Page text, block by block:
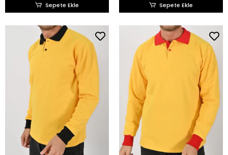
Sepete Ekle Sepete Ekle